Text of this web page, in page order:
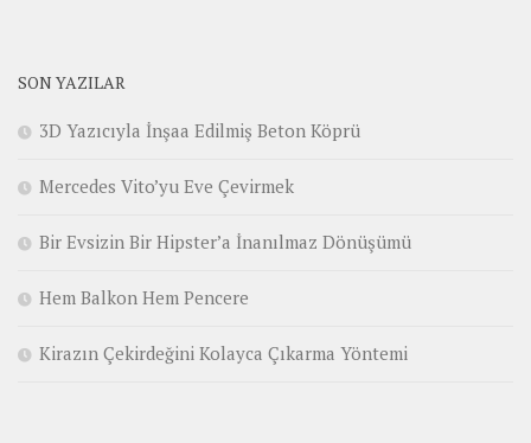
SON YAZILAR
3D Yazıcıyla İnşaa Edilmiş Beton Köprü
Mercedes Vito’yu Eve Çevirmek
Bir Evsizin Bir Hipster’a İnanılmaz Dönüşümü
Hem Balkon Hem Pencere
Kirazın Çekirdeğini Kolayca Çıkarma Yöntemi